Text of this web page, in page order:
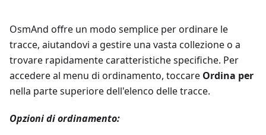
OsmAnd offre un modo semplice per ordinare le
tracce, aiutandovi a gestire una vasta collezione o a
trovare rapidamente caratteristiche specifiche. Per
accedere al menu di ordinamento, toccare Ordina per
nella parte superiore dell'elenco delle tracce.
Opzioni di ordinamento: